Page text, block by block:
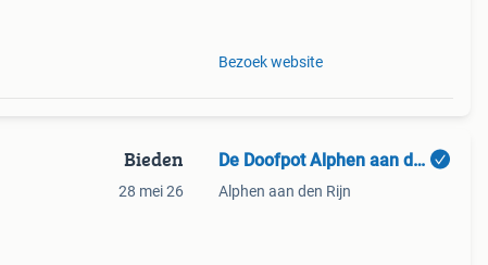
Bezoek website
Bieden
28 mei 26
De Doofpot Alphen aan den Rijn
Alphen aan den Rijn